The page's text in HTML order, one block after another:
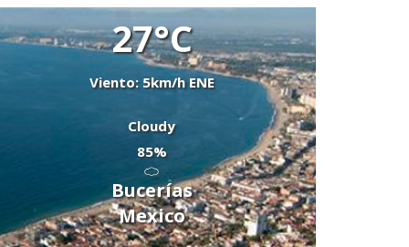
27°C
Viento: 5km/h ENE
Cloudy
85%
Bucerías
Mexico